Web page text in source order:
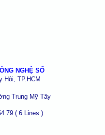
NGHỆ SỐ
Hội, TP.HCM
Trung Mỹ Tây
( 6 Lines )